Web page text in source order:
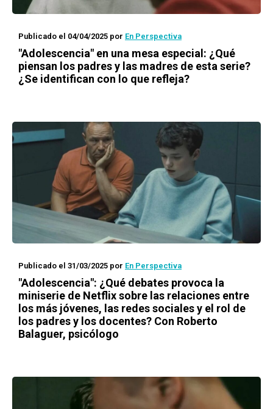
Publicado el 04/04/2025 por En Perspectiva
"Adolescencia" en una mesa especial: ¿Qué
piensan los padres y las madres de esta serie?
¿Se identifican con lo que refleja?
Publicado el 31/03/2025 por En Perspectiva
"Adolescencia": ¿Qué debates provoca la
miniserie de Netflix sobre las relaciones entre
los más jóvenes, las redes sociales y el rol de
los padres y los docentes? Con Roberto
Balaguer, psicólogo